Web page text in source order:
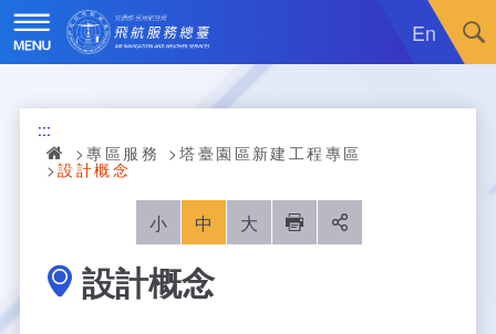
跳
到
主
要
En
最新消息
採購公告
關於我們
組織沿革
服務範疇
重大施政計畫
統計資訊
:::
專區服務
塔臺園區新建工程專區
設計概念
小 中 大 列印
設計概念